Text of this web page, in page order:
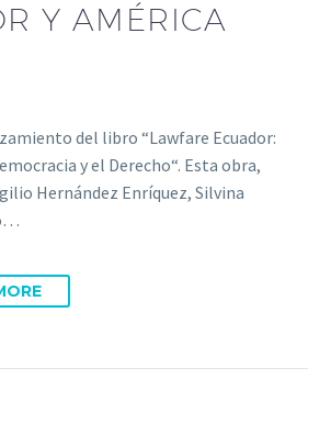
Y AMÉRICA
del libro “Lawfare Ecuador:
y el Derecho“. Esta obra,
Hernández Enríquez, Silvina